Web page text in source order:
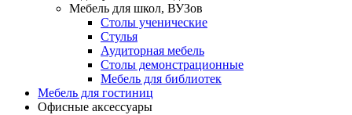
Мебель для школ, ВУЗов
Столы ученические
Стулья
Аудиторная мебель
Столы демонстрационные
Мебель для библиотек
Мебель для гостиниц
Офисные аксессуары